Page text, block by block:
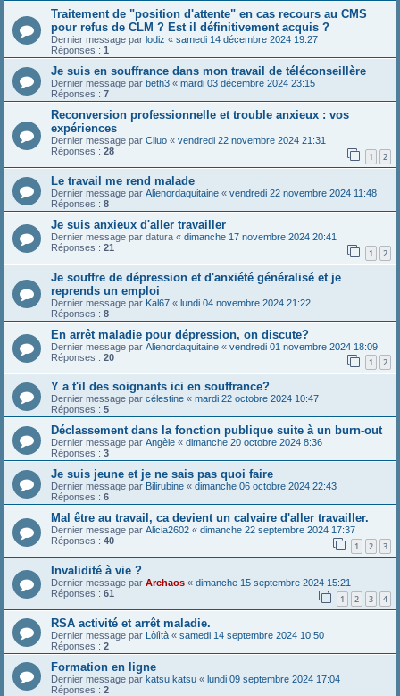
Traitement de "position d'attente" en cas recours au CMS
pour refus de CLM ? Est il définitivement acquis ?
Dernier message par lodiz « samedi 14 décembre 2024 19:27
Réponses : 1
Je suis en souffrance dans mon travail de téléconseillère
Dernier message par beth3 « mardi 03 décembre 2024 23:15
Réponses : 7
Reconversion professionnelle et trouble anxieux : vos
expériences
Dernier message par Cliuo « vendredi 22 novembre 2024 21:31
Réponses : 28 1 2
Le travail me rend malade
Dernier message par Alienordaquitaine « vendredi 22 novembre 2024 11:48
Réponses : 8
Je suis anxieux d'aller travailler
Dernier message par datura « dimanche 17 novembre 2024 20:41
Réponses : 21 1 2
Je souffre de dépression et d'anxiété généralisé et je
reprends un emploi
Dernier message par Kal67 « lundi 04 novembre 2024 21:22
Réponses : 8
En arrêt maladie pour dépression, on discute?
Dernier message par Alienordaquitaine « vendredi 01 novembre 2024 18:09
Réponses : 20 1 2
Y a t'il des soignants ici en souffrance?
Dernier message par célestine « mardi 22 octobre 2024 10:47
Réponses : 5
Déclassement dans la fonction publique suite à un burn-out
Dernier message par Angèle « dimanche 20 octobre 2024 8:36
Réponses : 3
Je suis jeune et je ne sais pas quoi faire
Dernier message par Bilirubine « dimanche 06 octobre 2024 22:43
Réponses : 6
Mal être au travail, ca devient un calvaire d'aller travailler.
Dernier message par Alicia2602 « dimanche 22 septembre 2024 17:37
Réponses : 40 1 2 3
Invalidité à vie ?
Dernier message par Archaos « dimanche 15 septembre 2024 15:21
Réponses : 61 1 2 3 4
RSA activité et arrêt maladie.
Dernier message par Lòlìtà « samedi 14 septembre 2024 10:50
Réponses : 2
Formation en ligne
Dernier message par katsu.katsu « lundi 09 septembre 2024 17:04
Réponses : 2